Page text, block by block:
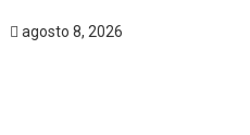
agosto 8, 2026